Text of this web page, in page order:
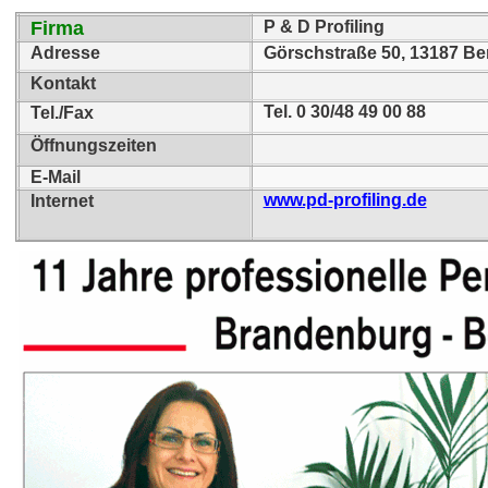
Firma
P & D Profiling
Adresse
Görschstraße 50, 13187
Kontakt
Tel./Fax
Tel. 0 30/48 49 00 88
Öffnungszeiten
E-Mail
Internet
www.pd-profiling.de